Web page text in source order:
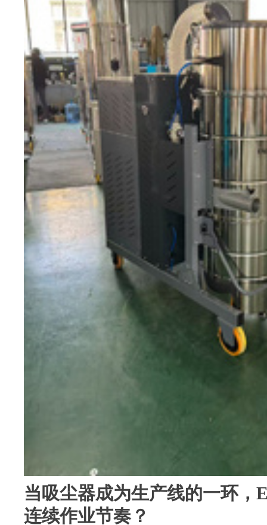
当吸尘器成为生产线的一环，
连续作业节奏？